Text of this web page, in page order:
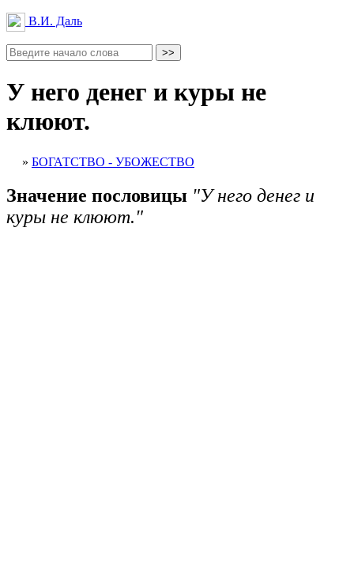
В.И. Даль
У него денег и куры не
клюют.
» БОГАТСТВО - УБОЖЕСТВО
Значение пословицы "У него денег и
куры не клюют."